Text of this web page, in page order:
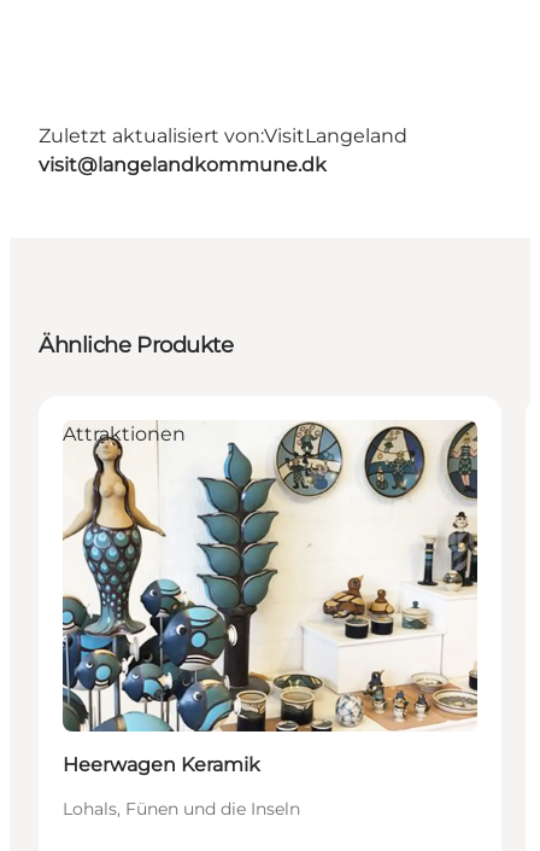
Zuletzt aktualisiert von:VisitLangeland
visit@langelandkommune.dk
Ähnliche Produkte
Attraktionen
Heerwagen Keramik
Lohals, Fünen und die Inseln